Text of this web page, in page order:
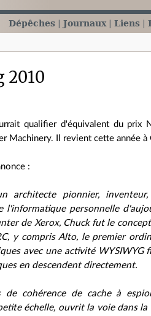
Dépêches Journaux Liens
2010
qualifier d'équivalent du prix
Machinery. Il revient cette année à
:
architecte pionnier,
l'informatique personnelle
de Xerox, Chuck fut le
y compris Alto, le premier
avec une activité WYSIWYG
en descendent directement.
cohérence de cache à
échelle, ouvrit la voie dans